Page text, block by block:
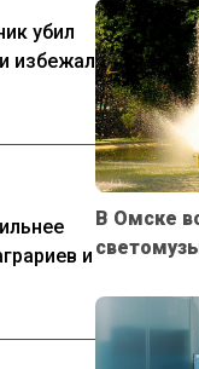
убил
избежал
и
В Омске